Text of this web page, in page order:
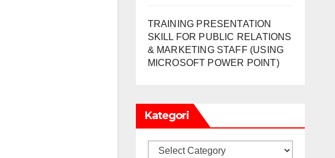
TRAINING PRESENTATION
SKILL FOR PUBLIC RELATIONS
& MARKETING STAFF (USING
MICROSOFT POWER POINT)
Kategori
Kategori